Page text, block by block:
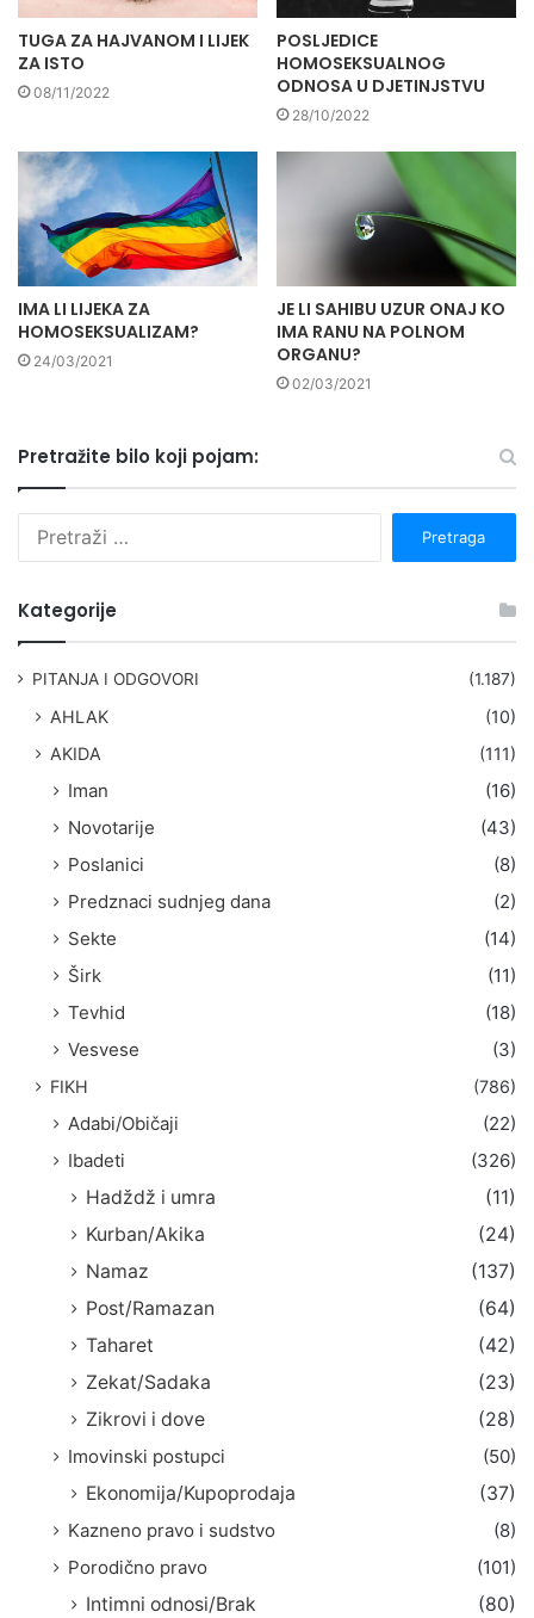
TUGA ZA HAJVANOM I LIJEK
ZA ISTO
08/11/2022
POSLJEDICE
HOMOSEKSUALNOG
ODNOSA U DJETINJSTVU
28/10/2022
IMA LI LIJEKA ZA
HOMOSEKSUALIZAM?
24/03/2021
JE LI SAHIBU UZUR ONAJ KO
IMA RANU NA POLNOM
ORGANU?
02/03/2021
Pretražite bilo koji pojam:
Kategorije
PITANJA I ODGOVORI (1.187)
AHLAK
(10)
AKIDA
(111)
Iman
(16)
Novotarije
(43)
Poslanici
(8)
Predznaci sudnjeg dana
(2)
Sekte
(14)
Širk
(11)
Tevhid
(18)
Vesvese
(3)
FIKH (786)
Adabi/Običaji
(22)
Ibadeti
(326)
Hadždž i umra
(11)
Kurban/Akika
(24)
Namaz
(137)
Post/Ramazan
(64)
Taharet
(42)
Zekat/Sadaka
(23)
Zikrovi i dove
(28)
Imovinski postupci
(50)
Ekonomija/Kupoprodaja
(37)
Kazneno pravo i sudstvo
(8)
Porodično pravo
(101)
Intimni odnosi/Brak
(80)